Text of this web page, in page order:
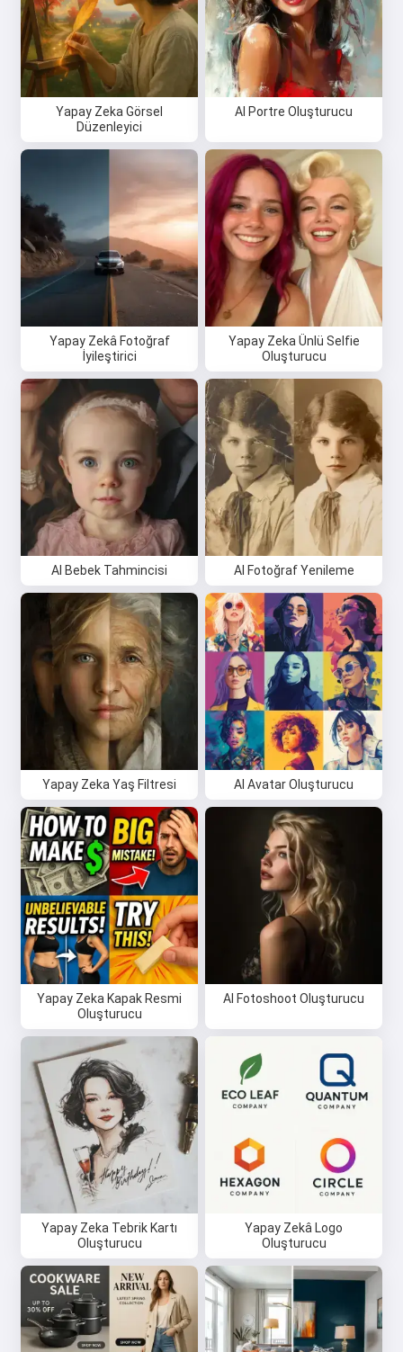
Yapay Zeka Görsel
Düzenleyici
AI Portre Oluşturucu
Yapay Zekâ Fotoğraf
İyileştirici
Yapay Zeka Ünlü Selfie
Oluşturucu
AI Bebek Tahmincisi AI Fotoğraf Yenileme
Yapay Zeka Yaş Filtresi AI Avatar Oluşturucu
Yapay Zeka Kapak Resmi
Oluşturucu
AI Fotoshoot Oluşturucu
Yapay Zeka Tebrik Kartı
Oluşturucu
Yapay Zekâ Logo
Oluşturucu